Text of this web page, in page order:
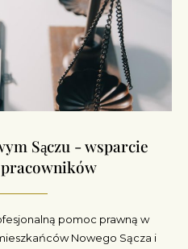
Sączu - wsparcie
pomoc prawną w
Nowego Sącza i